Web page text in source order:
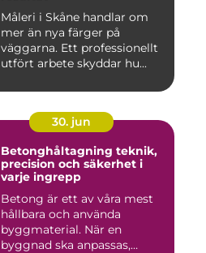
Måleri i Skåne handlar om
mer än nya färger på
väggarna. Ett professionellt
utfört arbete skyddar hu...
30. jun
Betonghåltagning teknik,
precision och säkerhet i
varje ingrepp
Betong är ett av våra mest
hållbara och använda
byggmaterial. När en
byggnad ska anpassas,